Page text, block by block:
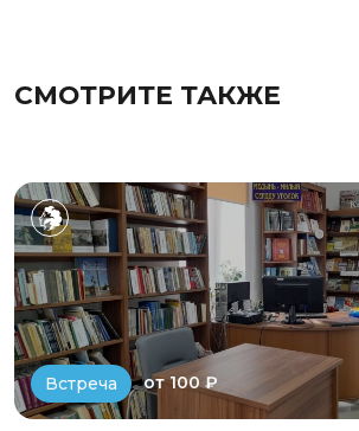
СМОТРИТЕ ТАКЖЕ
Встреча от 100 ₽